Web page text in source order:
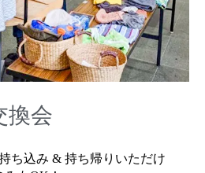
換会
ち込み & 持ち帰りいただけ